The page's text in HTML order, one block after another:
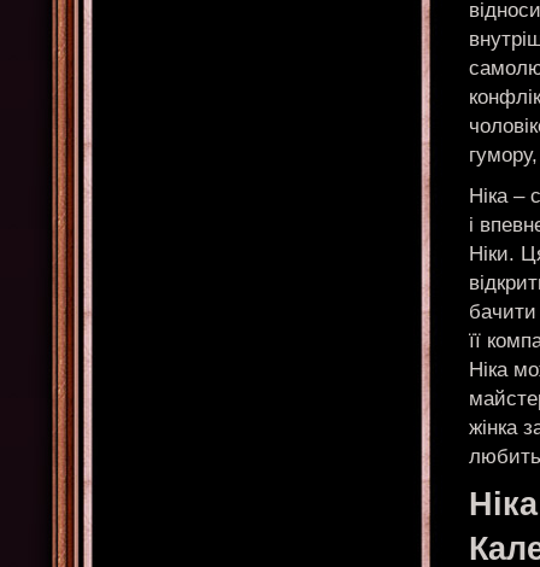
Ніка –
і
Ніки.
бачити
її
Ніка
жінка